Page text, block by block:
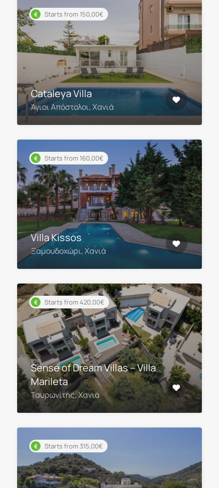
Starts from 150,00€
Cataleya Villa
Άγιοι Απόστολοι, Χανιά
Starts from 160,00€
Villa Kissos
Ξαμουδοχώρι, Χανιά
Starts from 420,00€
Sense of Dream Villas – Villa
Marileta
Ταυρωνίτης, Χανιά
Starts from 315,00€